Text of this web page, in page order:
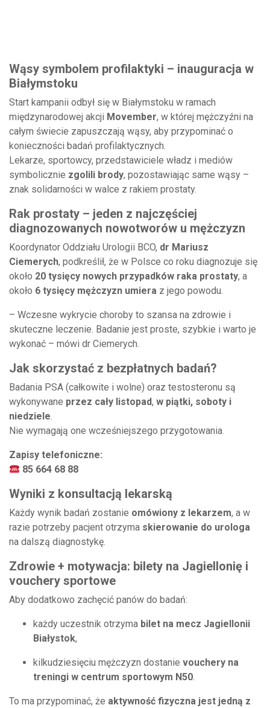
Wąsy symbolem profilaktyki – inauguracja w
Białymstoku
Start kampanii odbył się w Białymstoku w ramach
międzynarodowej akcji Movember, w której mężczyźni na
całym świecie zapuszczają wąsy, aby przypominać o
konieczności badań profilaktycznych.
Lekarze, sportowcy, przedstawiciele władz i mediów
symbolicznie zgolili brody, pozostawiając same wąsy –
znak solidarności w walce z rakiem prostaty.
Rak prostaty – jeden z najczęściej
diagnozowanych nowotworów u mężczyzn
Koordynator Oddziału Urologii BCO, dr Mariusz
Ciemerych, podkreślił, że w Polsce co roku diagnozuje się
około 20 tysięcy nowych przypadków raka prostaty, a
około 6 tysięcy mężczyzn umiera z jego powodu.
– Wczesne wykrycie choroby to szansa na zdrowie i
skuteczne leczenie. Badanie jest proste, szybkie i warto je
wykonać – mówi dr Ciemerych.
Jak skorzystać z bezpłatnych badań?
Badania PSA (całkowite i wolne) oraz testosteronu są
wykonywane przez cały listopad, w piątki, soboty i
niedziele.
Nie wymagają one wcześniejszego przygotowania.
Zapisy telefoniczne:
85 664 68 88
Wyniki z konsultacją lekarską
Każdy wynik badań zostanie omówiony z lekarzem, a w
razie potrzeby pacjent otrzyma skierowanie do urologa
na dalszą diagnostykę.
Zdrowie + motywacja: bilety na Jagiellonię i
vouchery sportowe
Aby dodatkowo zachęcić panów do badań:
każdy uczestnik otrzyma bilet na mecz Jagiellonii
Białystok,
kilkudziesięciu mężczyzn dostanie vouchery na
treningi w centrum sportowym N50.
To ma przypominać, że aktywność fizyczna jest jedną z